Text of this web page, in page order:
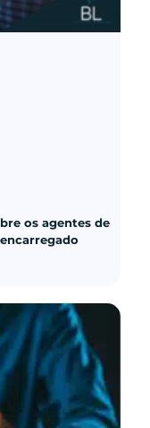
os agentes de